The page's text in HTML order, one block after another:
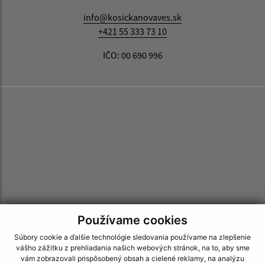
Používame cookies
Súbory cookie a ďalšie technológie sledovania používame na zlepšenie
vášho zážitku z prehliadania našich webových stránok, na to, aby sme
vám zobrazovali prispôsobený obsah a cielené reklamy, na analýzu
info@kosickanovaves.sk
+421 55 333 73 10
IČO: 00 690 996